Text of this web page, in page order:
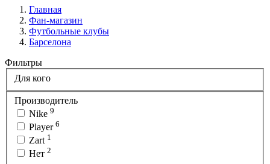
Главная
Фан-магазин
Футбольные клубы
Барселона
Фильтры
Для кого
Производитель
Nike 9
Player 6
Zart 1
Нет 2